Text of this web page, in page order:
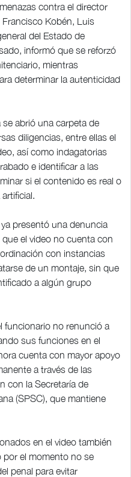
contra el director
Kobén, Luis
del Estado de
informó que se reforzó
mientras
determinar la autenticidad
abrió una carpeta de
diligencias, entre ellas el
así como indagatorias
e identificar a las
si el contenido es real o
presentó una denuncia
el video no cuenta con
con instancias
de un montaje, sin que
a algún grupo
funcionario no renunció a
sus funciones en el
cuenta con mayor apoyo
a través de las
con la Secretaría de
(SPSC), que mantiene
en el video también
por el momento no se
penal para evitar